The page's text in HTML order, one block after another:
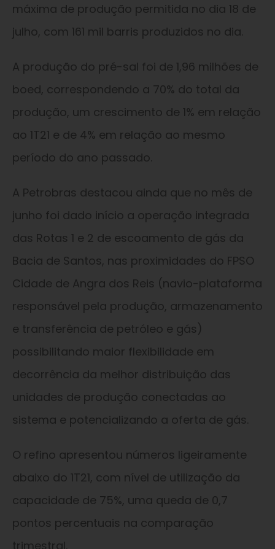
máxima de produção permitida no dia 18 de
julho, com 161 mil barris produzidos no dia.
A produção do pré-sal foi de 1,96 milhões de
boed, correspondendo a 70% do total da
produção, um crescimento de 1% em relação
ao 1T21 e de 4% em relação ao mesmo
período do ano passado.
A Petrobras destacou ainda que no mês de
junho foi dado início a operação integrada
das Rotas 1 e 2 de escoamento de gás da
Bacia de Santos, nas proximidades do FPSO
Cidade de Angra dos Reis (navio-plataforma
responsável pela produção, armazenamento
e transferência de petróleo e gás)
possibilitando maior flexibilidade em
decorrência da melhor distribuição das
unidades de produção conectadas ao
sistema e potencializando a oferta de gás.
O refino apresentou números ligeiramente
abaixo do 1T21, com nível de utilização da
capacidade de 75%, uma queda de 0,7
pontos percentuais na comparação
trimestral.